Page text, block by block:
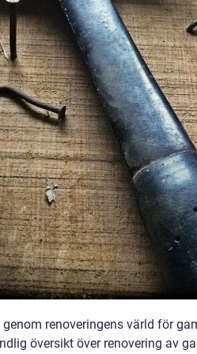
genom renoveringens värld för
översikt över renovering av